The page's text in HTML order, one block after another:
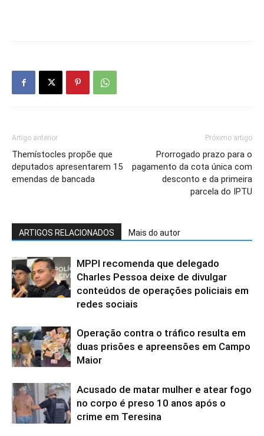
Artigo anterior
Themístocles propõe que
deputados apresentarem 15
emendas de bancada
Próximo artigo
Prorrogado prazo para o
pagamento da cota única com
desconto e da primeira
parcela do IPTU
ARTIGOS RELACIONADOS Mais do autor
MPPI recomenda que delegado
Charles Pessoa deixe de divulgar
conteúdos de operações policiais em
redes sociais
Operação contra o tráfico resulta em
duas prisões e apreensões em Campo
Maior
Acusado de matar mulher e atear fogo
no corpo é preso 10 anos após o
crime em Teresina